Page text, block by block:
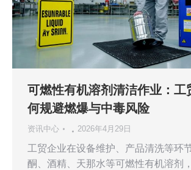
可燃性有机溶剂清洁作业：工
何规避燃爆与中毒风险
资讯中心 2026年4月29日
工贸企业在设备维护、产品清洗等环
酮、酒精、天那水等可燃性有机溶剂